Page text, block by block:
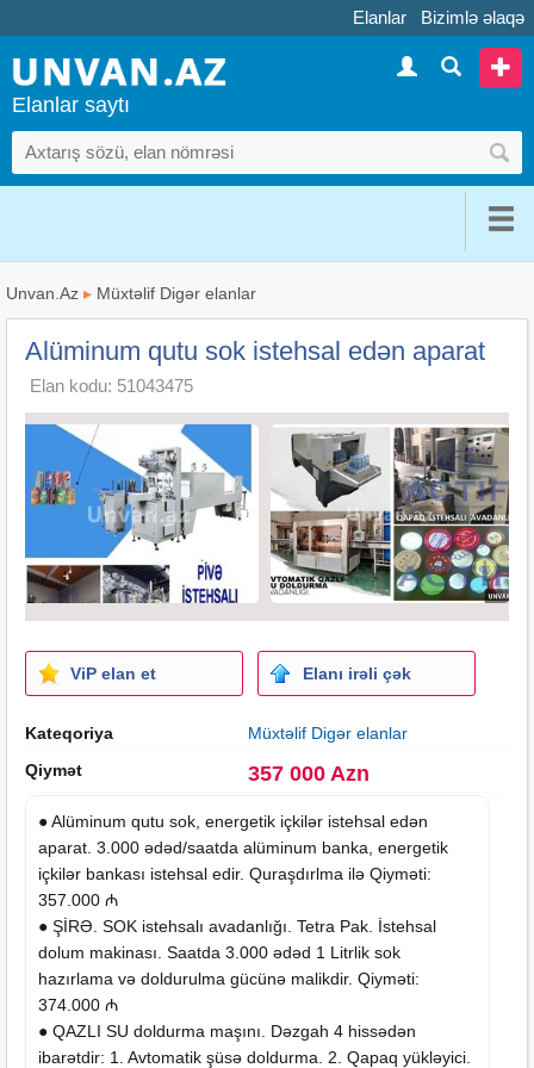
Elanlar Bizimlə əlaqə
Elanlar saytı
Unvan.Az ▸ Müxtəlif Digər elanlar
Alüminum qutu sok istehsal edən aparat
Elan kodu: 51043475
ViP elan et Elanı irəli çək
Kateqoriya
Müxtəlif Digər elanlar
Qiymət
357 000 Azn
● Alüminum qutu sok, energetik içkilər istehsal edən
aparat. 3.000 ədəd/saatda alüminum banka, energetik
içkilər bankası istehsal edir. Quraşdırlma ilə Qiyməti:
357.000 ₼
● ŞİRƏ. SOK istehsalı avadanlığı. Tetra Pak. İstehsal
dolum makinası. Saatda 3.000 ədəd 1 Litrlik sok
hazırlama və doldurulma gücünə malikdir. Qiyməti:
374.000 ₼
● QAZLI SU doldurma maşını. Dəzgah 4 hissədən
ibarətdir: 1. Avtomatik şüsə doldurma. 2. Qapaq yükləyici.